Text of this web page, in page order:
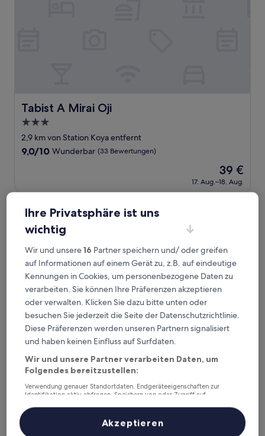
Tabist A Mirai Oji
Tabist A Mirai Oji
3.0-
Sterne-
Unterkunft
2,9 km von Station Koya entfernt
9.0
(33
9,0/10 Wunderbar (33 Bewertungen)
Der
Preis
beträgt
39 €
17. Aug.–18. Aug.
Randor Residence Tokyo Annex
Randor Residence Tokyo Annex
3.0-
Sterne-
Unterkunft
2,8 km von Station Koya entfernt
8.4
10,
gut,
8,4/10 Sehr gut (41 Bewertungen)
Der
beträgt
49 €
Randor Residence Tokyo Annex
Ihre Privatsphäre ist uns
wichtig
Wir und unsere16 Partner speichern und/ oder greifen
auf Informationen auf einem Gerät zu, z.B. auf eindeutige
Kennungen in Cookies, um personenbezogene Daten zu
verarbeiten. Sie können Ihre Präferenzen akzeptieren
oder verwalten. Klicken Sie dazu bitte unten oder
besuchen Sie jederzeit die Seite der Datenschutzrichtlinie.
Diese Präferenzen werden unseren Partnern signalisiert
und haben keinen Einfluss auf Surfdaten.
Wir und unsere Partner verarbeiten Daten, um
Folgendes bereitzustellen:
Verwendung genauer Standortdaten. Endgeräteeigenschaften zur
Identifikation aktiv abfragen. Speichern von oder Zugriff auf
Inhalte, Messung von Werbeleistung und der Performance von Inhalten,
Zielgruppenforschung sowie Entwicklung und Verbesserung von
Akzeptieren